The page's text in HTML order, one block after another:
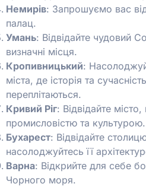
Немирів: Запрошуємо вас
палац.
Умань: Відвідайте чудовий
визначні місця.
Кропивницький:
міста, де історія та
переплітаються.
Кривий Ріг: Відвідайте
промисловістю та культурою.
Бухарест: Відвідайте
насолоджуйтесь її
Варна: Відкрийте для себе
Чорного моря.